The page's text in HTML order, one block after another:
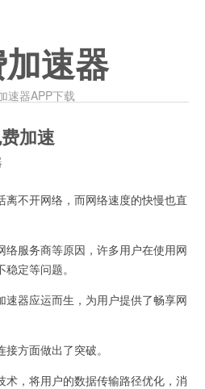
速器
速器APP下载
加速
不开网络，而网络速度的快慢也直
服务商等原因，许多用户在使用网
定等问题。
器应运而生，为用户提供了畅享网
方面做出了突破。
，将用户的数据传输路径优化，消